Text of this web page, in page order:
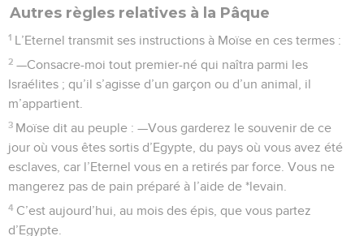
Autres règles relatives à la Pâque
1 L’Eternel transmit ses instructions à Moïse en ces termes :
2 —Consacre-moi tout premier-né qui naîtra parmi les
Israélites ; qu’il s’agisse d’un garçon ou d’un animal, il
m’appartient.
3 Moïse dit au peuple : —Vous garderez le souvenir de ce
jour où vous êtes sortis d’Egypte, du pays où vous avez été
esclaves, car l’Eternel vous en a retirés par force. Vous ne
mangerez pas de pain préparé à l’aide de *levain.
4 C’est aujourd’hui, au mois des épis, que vous partez
d’Egypte.